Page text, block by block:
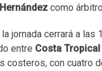
como
la jornada cerrará a las
entre Costa Tropical
costeros, con cuatro